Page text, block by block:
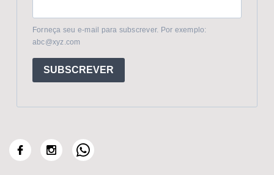
Forneça seu e-mail para subscrever. Por exemplo:
abc@xyz.com
SUBSCREVER